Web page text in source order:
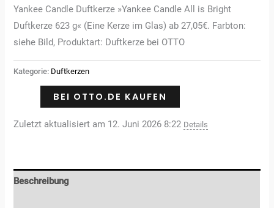
Yankee Candle Duftkerze »Yankee Candle All is Bright
Duftkerze 623 g« (Eine Kerze im Glas) ab 27,05€. Farbton:
siehe Bild, Produktart: Duftkerze bei OTTO
Kategorie: Duftkerzen
BEI OTTO.DE KAUFEN
Zuletzt aktualisiert am 12. Juni 2026 8:22 Details
Beschreibung